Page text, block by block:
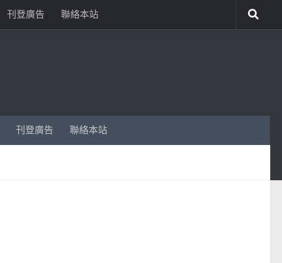
刊登廣告 聯絡本站
刊登廣告 聯絡本站